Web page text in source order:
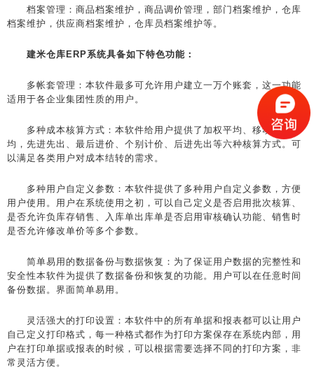
档案管理：商品档案维护，商品调价管理，部门档案维护，仓库
档案维护，供应商档案维护，仓库员档案维护等。
建米仓库ERP系统具备如下特色功能：
多帐套管理：本软件最多可允许用户建立一万个账套，这一功能
适用于各企业集团性质的用户。
多种成本核算方式：本软件给用户提供了加权平均、移动加权平
均，先进先出、最后进价、个别计价、后进先出等六种核算方式。可
以满足各类用户对成本结转的需求。
多种用户自定义参数：本软件提供了多种用户自定义参数，方便
用户使用。用户在系统使用之初，可以自己定义是否启用批次核算、
是否允许负库存销售、入库单出库单是否启用审核确认功能、销售时
是否允许修改单价等多个参数。
简单易用的数据备份与数据恢复：为了保证用户数据的完整性和
安全性本软件为提供了数据备份和恢复的功能。用户可以在任意时间
备份数据。界面简单易用。
灵活强大的打印设置：本软件中的所有单据和报表都可以让用户
自己定义打印格式，每一种格式都作为打印方案保存在系统内部，用
户在打印单据或报表的时候，可以根据需要选择不同的打印方案，非
常灵活方便。